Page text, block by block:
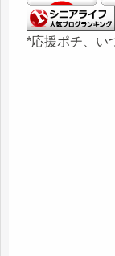
*応援ポチ、い